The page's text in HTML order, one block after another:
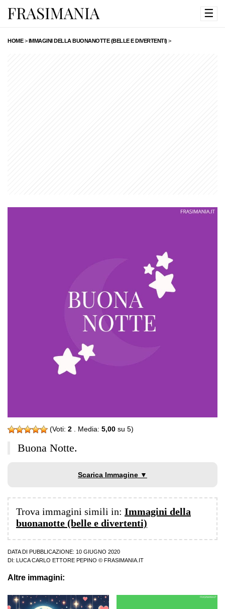
☰
HOME>IMMAGINI DELLA BUONANOTTE (BELLE E DIVERTENTI) >
(Voti: 2 . Media: 5,00 su 5)
Buona Notte.
Scarica Immagine ▼
Trova immagini simili in: Immagini della
buonanotte (belle e divertenti)
DATA DI PUBBLICAZIONE: 10 GIUGNO 2020
DI:
LUCA CARLO ETTORE PEPINO © FRASIMANIA.IT
Altre immagini: